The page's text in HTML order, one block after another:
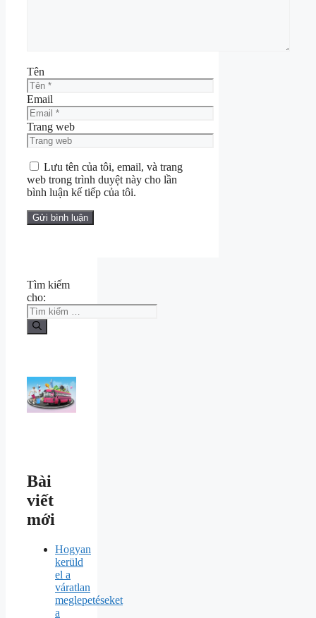
Tên
Email
Trang web
Lưu tên của tôi, email, và trang
web trong trình duyệt này cho lần
bình luận kế tiếp của tôi.
Tìm kiếm
cho:
Bài
viết
mới
Hogyan
kerüld
el a
váratlan
meglepetéseket
a